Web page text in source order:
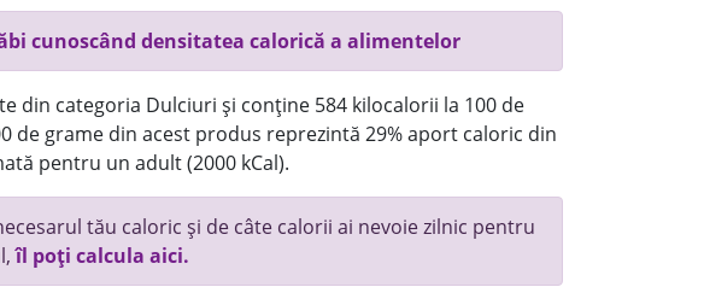
cunoscând densitatea calorică a alimentelor
din categoria Dulciuri și conține 584 kilocalorii la 100 de
de grame din acest produs reprezintă 29% aport caloric din
pentru un adult (2000 kCal).
tău caloric și de câte calorii ai nevoie zilnic pentru
îl poți calcula aici.